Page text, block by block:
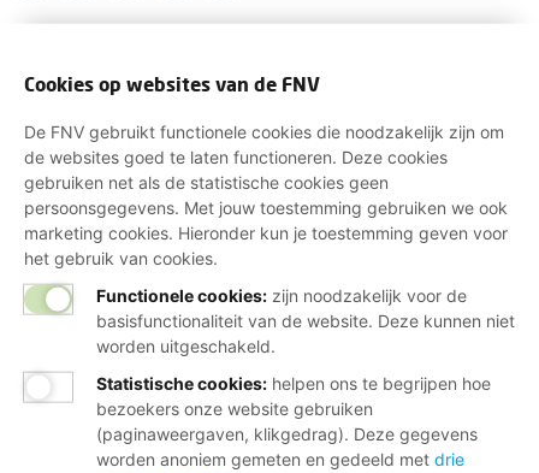
Cookies op websites van de FNV
De FNV gebruikt functionele cookies die noodzakelijk zijn om
de websites goed te laten functioneren. Deze cookies
gebruiken net als de statistische cookies geen
persoonsgegevens. Met jouw toestemming gebruiken we ook
marketing cookies. Hieronder kun je toestemming geven voor
het gebruik van cookies.
Functionele cookies: zijn noodzakelijk voor de
basisfunctionaliteit van de website. Deze kunnen niet
worden uitgeschakeld.
Statistische cookies: helpen ons te begrijpen hoe
bezoekers onze website gebruiken
(paginaweergaven, klikgedrag). Deze gegevens
worden anoniem gemeten en gedeeld met drie